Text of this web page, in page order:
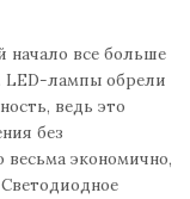
начало все больше
LED-лампы обрели
ведь это
без
весьма экономично,